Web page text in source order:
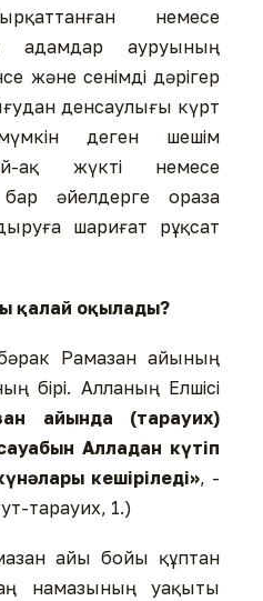
немесе
адамдар ауруының
және сенімді дәрігер
денсаулығы күрт
деген шешім
ақ жүкті немесе
әйелдерге ораза
шариғат рұқсат
қалай оқылады?
Рамазан айының
бірі. Алланың Елшісі
айында (тарауих)
Алладан күтіп
кешіріледі», -
тарауих, 1.)
айы бойы құптан
намазының уақыты